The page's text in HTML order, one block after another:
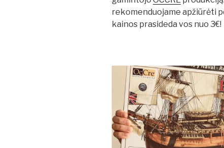
rekomenduojame apžiūrėti
kainos prasideda vos nuo 3€!